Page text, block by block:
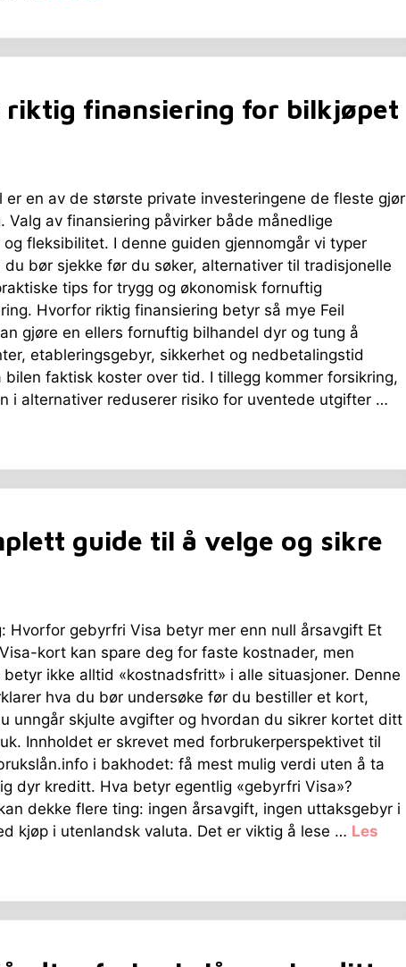
riktig finansiering for bilkjøpet
er en av de største private investeringene de fleste gjør
Valg av finansiering påvirker både månedlige
og fleksibilitet. I denne guiden gjennomgår vi typer
du bør sjekke før du søker, alternativer til tradisjonelle
tips for trygg og økonomisk fornuftig
Hvorfor riktig finansiering betyr så mye Feil
gjøre en ellers fornuftig bilhandel dyr og tung å
etableringsgebyr, sikkerhet og nedbetalingstid
bilen faktisk koster over tid. I tillegg kommer forsikring,
i alternativer reduserer risiko for uventede utgifter …
guide til å velge og sikre
Hvorfor gebyrfri Visa betyr mer enn null årsavgift Et
kort kan spare deg for faste kostnader, men
betyr ikke alltid «kostnadsfritt» i alle situasjoner. Denne
hva du bør undersøke før du bestiller et kort,
unngår skjulte avgifter og hvordan du sikrer kortet ditt
Innholdet er skrevet med forbrukerperspektivet til
i bakhodet: få mest mulig verdi uten å ta
dyr kreditt. Hva betyr egentlig «gebyrfri Visa»?
dekke flere ting: ingen årsavgift, ingen uttaksgebyr i
kjøp i utenlandsk valuta. Det er viktig å lese … Les